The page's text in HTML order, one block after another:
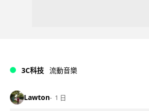
3C科技 流動音樂
Lawton 1 日